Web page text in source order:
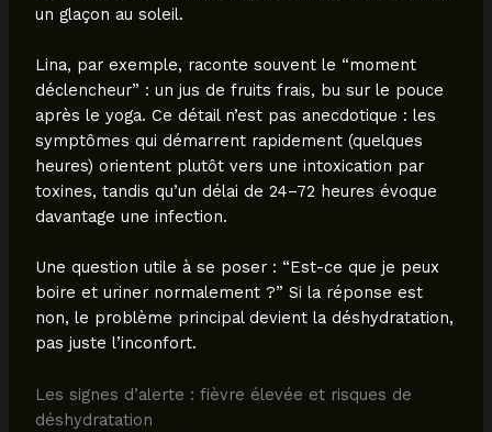
un glaçon au soleil.
Lina, par exemple, raconte souvent le “moment
déclencheur” : un jus de fruits frais, bu sur le pouce
après le yoga. Ce détail n’est pas anecdotique : les
symptômes qui démarrent rapidement (quelques
heures) orientent plutôt vers une intoxication par
toxines, tandis qu’un délai de 24–72 heures évoque
davantage une infection.
Une question utile à se poser : “Est-ce que je peux
boire et uriner normalement ?” Si la réponse est
non, le problème principal devient la déshydratation,
pas juste l’inconfort.
Les signes d’alerte : fièvre élevée et risques de
déshydratation